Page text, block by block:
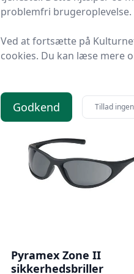
Proshop.dk Bedste pris
20 kr. Til
Pyramex Zone II
sikkerhedsbriller
problemfri brugeroplevelse.
Ved at fortsætte på
cookies. Du kan læse mere
Godkend Tillad